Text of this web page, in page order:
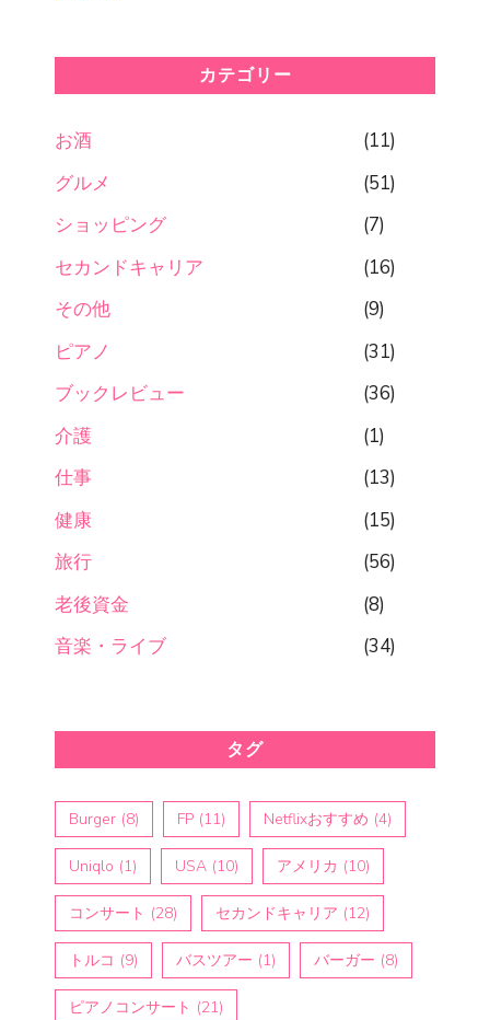
カテゴリー
お酒
(11)
グルメ
(51)
ショッピング
(7)
セカンドキャリア
(16)
その他
(9)
ピアノ
(31)
ブックレビュー
(36)
介護
(1)
仕事
(13)
健康
(15)
旅行
(56)
老後資金
(8)
音楽・ライブ
(34)
タグ
Burger (8) FP (11) Netflixおすすめ (4)
Uniqlo (1) USA (10) アメリカ (10)
コンサート (28) セカンドキャリア (12)
トルコ (9) バスツアー (1) バーガー (8)
ピアノコンサート (21)